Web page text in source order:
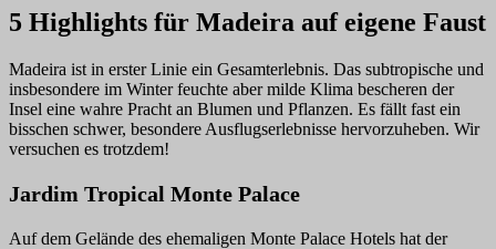
5 Highlights für Madeira auf eigene Faust
Madeira ist in erster Linie ein Gesamterlebnis. Das subtropische und
insbesondere im Winter feuchte aber milde Klima bescheren der
Insel eine wahre Pracht an Blumen und Pflanzen. Es fällt fast ein
bisschen schwer, besondere Ausflugserlebnisse hervorzuheben. Wir
versuchen es trotzdem!
Jardim Tropical Monte Palace
Auf dem Gelände des ehemaligen Monte Palace Hotels hat der